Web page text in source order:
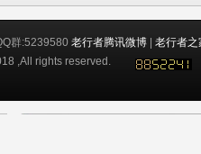
群:5239580 老行者腾讯微博 | 老行者之
,All rights reserved.